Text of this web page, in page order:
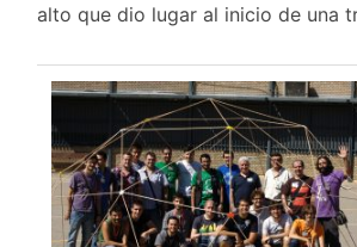
alto que dio lugar al inicio de una